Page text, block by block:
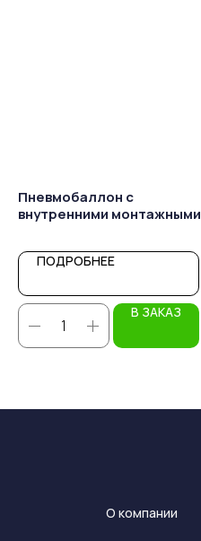
Пневмобаллон с
внутренними монтажными
1/2 дюйма, ходом 100 мм
ПОДРОБНЕЕ
В ЗАКАЗ
О компании